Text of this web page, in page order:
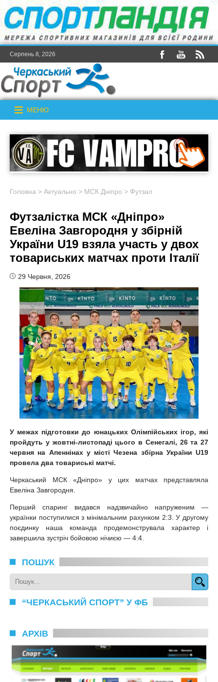
Серпень 8, 2026
МЕНЮ
Головна > Актуально > МСК Дніпро > Футзал
Футзалістка МСК «Дніпро»
Евеліна Завгородня у збірній
України U19 взяла участь у двох
товариських матчах проти Італії
29 Червня, 2026
У межах підготовки до юнацьких Олімпійських ігор, які
пройдуть у жовтні-листопаді цього в Сенегалі, 26 та 27
червня на Апеннінах у місті Чезена збірна України U19
провела два товариські матчі.
Черкаський МСК «Дніпро» у цих матчах представляла
Евеліна Завгородня.
Перший спаринг видався надзвичайно напруженим —
українки поступилися з мінімальним рахунком 2:3. У другому
поєдинку наша команда продемонструвала характер і
завершила зустріч бойовою нічиєю — 4:4.
ПОШУК
“ЧЕРКАСЬКИЙ СПОРТ” У ФБ
АРХІВ